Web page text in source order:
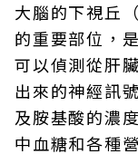
大腦的下視丘
的重要部位，
可以偵測從肝
出來的神經訊
及胺基酸的濃
中血糖和各種